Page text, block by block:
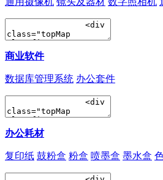
商业软件
数据库管理系统 办公套件
办公耗材
复印纸 鼓粉盒 粉盒 喷墨盒 墨水盒